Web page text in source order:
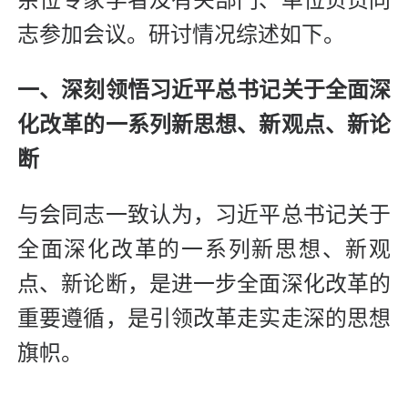
志参加会议。研讨情况综述如下。
一、深刻领悟习近平总书记关于全面深
化改革的一系列新思想、新观点、新论
断
与会同志一致认为，习近平总书记关于
全面深化改革的一系列新思想、新观
点、新论断，是进一步全面深化改革的
重要遵循，是引领改革走实走深的思想
旗帜。